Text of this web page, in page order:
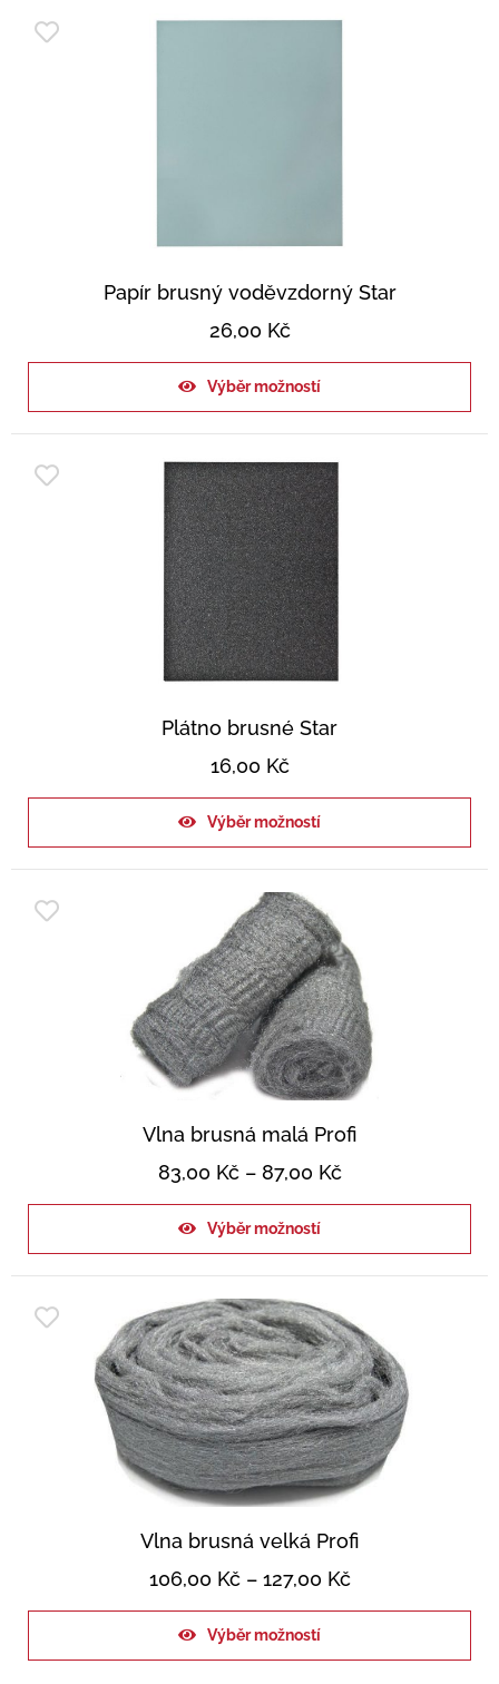
Papír brusný voděvzdorný Star
26,00 Kč
Výběr možností
Plátno brusné Star
16,00 Kč
Výběr možností
Vlna brusná malá Profi
83,00 Kč– 87,00 Kč
Výběr možností
Vlna brusná velká Profi
106,00 Kč– 127,00 Kč
Výběr možností